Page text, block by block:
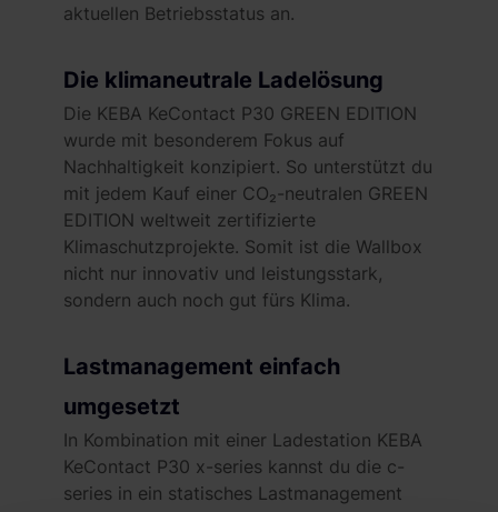
aktuellen Betriebsstatus an.
Die klimaneutrale Ladelösung
Die KEBA KeContact P30 GREEN EDITION
wurde mit besonderem Fokus auf
Nachhaltigkeit konzipiert. So unterstützt du
mit jedem Kauf einer CO₂-neutralen GREEN
EDITION weltweit zertifizierte
Klimaschutzprojekte. Somit ist die Wallbox
nicht nur innovativ und leistungsstark,
sondern auch noch gut fürs Klima.
Lastmanagement einfach
umgesetzt
In Kombination mit einer Ladestation KEBA
KeContact P30 x-series kannst du die c-
series in ein statisches Lastmanagement